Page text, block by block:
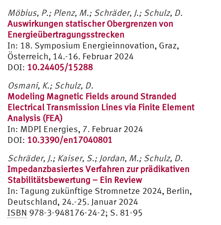
Möbius, P.; Plenz, M.; Schräder, J.; Schulz, D.
Auswirkungen statischer Obergrenzen von
Energieübertragungsstrecken
In: 18. Symposium Energieinnovation, Graz,
Österreich, 14.-16. Februar 2024
DOI: 10.24405/15288
Osmani, K.; Schulz, D.
Modeling Magnetic Fields around Stranded
Electrical Transmission Lines via Finite Element
Analysis (FEA)
In: MDPI Energies, 7. Februar 2024
DOI: 10.3390/en17040801
Schräder, J.; Kaiser, S.; Jordan, M.; Schulz, D.
Impedanzbasiertes Verfahren zur prädikativen
Stabilitätsbewertung – Ein Review
In: Tagung zukünftige Stromnetze 2024, Berlin,
Deutschland, 24.-25. Januar 2024
ISBN 978-3-948176-24-2; S. 81-95